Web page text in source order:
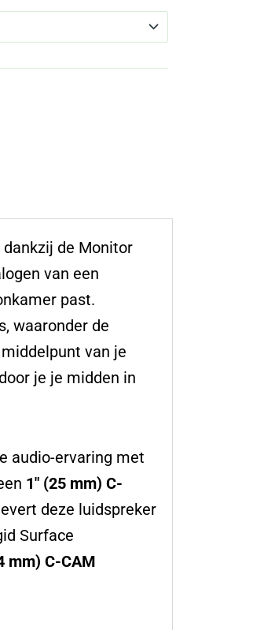
de Monitor
van een
past.
waaronder de
van je
je je midden in
audio-ervaring met
1″ (25 mm) C-
deze luidspreker
Surface
mm) C-CAM